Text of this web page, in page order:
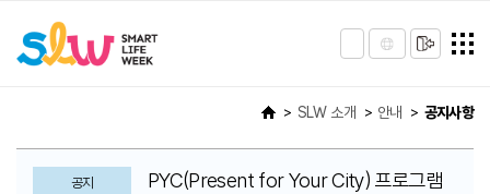
SLW 소개 안내 공지사항
공지
PYC(Present for Your City) 프로그램